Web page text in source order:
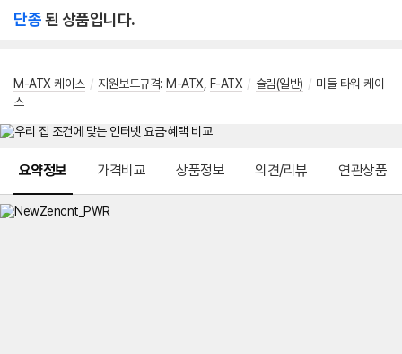
단종된 상품입니다.
M-ATX 케이스 / 지원보드규격: M-ATX F-ATX / 슬림(일반) / 미들 타워 케이
스
요약정보 가격비교 상품정보 의견/리뷰 연관상품